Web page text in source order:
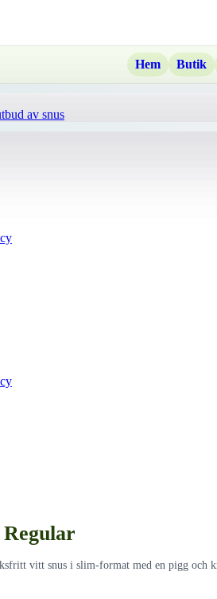
Hem
Butik
vitt snus i slim-format med en pigg och